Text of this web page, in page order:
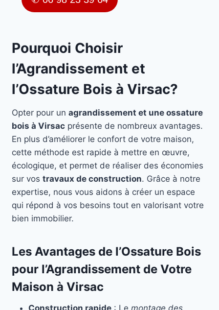
Pourquoi Choisir
l’Agrandissement et
l’Ossature Bois à Virsac?
Opter pour un agrandissement et une ossature
bois à Virsac présente de nombreux avantages.
En plus d’améliorer le confort de votre maison,
cette méthode est rapide à mettre en œuvre,
écologique, et permet de réaliser des économies
sur vos travaux de construction. Grâce à notre
expertise, nous vous aidons à créer un espace
qui répond à vos besoins tout en valorisant votre
bien immobilier.
Les Avantages de l’Ossature Bois
pour l’Agrandissement de Votre
Maison à Virsac